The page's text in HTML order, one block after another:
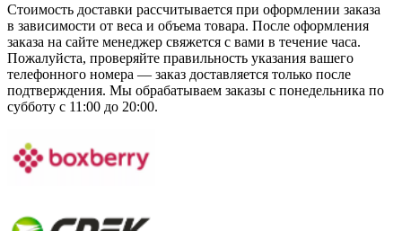
Стоимость доставки рассчитывается при оформлении заказа
в зависимости от веса и объема товара. После оформления
заказа на сайте менеджер свяжется с вами в течение часа.
Пожалуйста, проверяйте правильность указания вашего
телефонного номера — заказ доставляется только после
подтверждения. Мы обрабатываем заказы с понедельника по
субботу с 11:00 до 20:00.